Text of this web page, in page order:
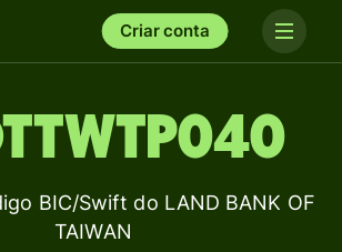
Criar conta
BIC/Swift do LAND BANK OF
TAIWAN